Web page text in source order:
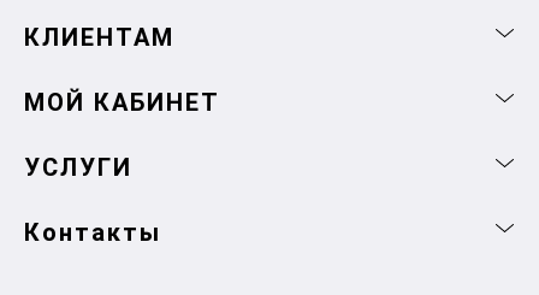
КЛИЕНТАМ
МОЙ КАБИНЕТ
УСЛУГИ
Контакты